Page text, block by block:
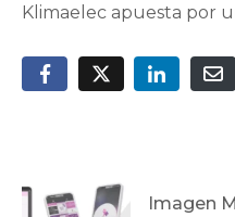
Klimaelec apuesta por
Imagen